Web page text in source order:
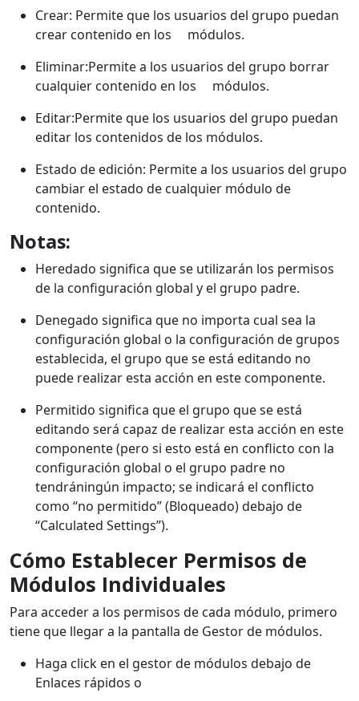
Crear: Permite que los usuarios del grupo puedan
crear contenido en los módulos.
Eliminar:Permite a los usuarios del grupo borrar
cualquier contenido en los módulos.
Editar:Permite que los usuarios del grupo puedan
editar los contenidos de los módulos.
Estado de edición: Permite a los usuarios del grupo
cambiar el estado de cualquier módulo de
contenido.
Notas:
Heredado significa que se utilizarán los permisos
de la configuración global y el grupo padre.
Denegado significa que no importa cual sea la
configuración global o la configuración de grupos
establecida, el grupo que se está editando no
puede realizar esta acción en este componente.
Permitido significa que el grupo que se está
editando será capaz de realizar esta acción en este
componente (pero si esto está en conflicto con la
configuración global o el grupo padre no
tendráningún impacto; se indicará el conflicto
como “no permitido” (Bloqueado) debajo de
“Calculated Settings”).
Cómo Establecer Permisos de
Módulos Individuales
Para acceder a los permisos de cada módulo, primero
tiene que llegar a la pantalla de Gestor de módulos.
Haga click en el gestor de módulos debajo de
Enlaces rápidos o